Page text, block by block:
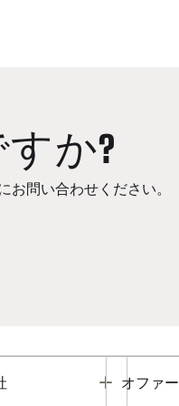
か?
お問い合わせください。
Toggle
オファー